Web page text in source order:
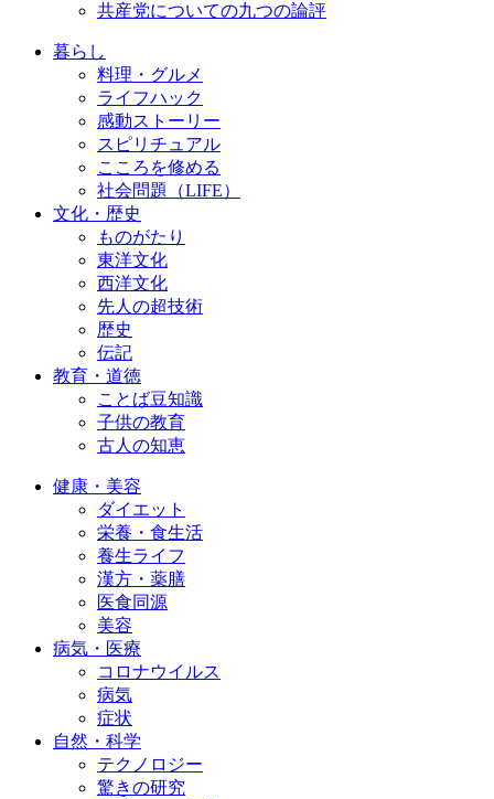
共産党についての九つの論評
暮らし
料理・グルメ
ライフハック
感動ストーリー
スピリチュアル
こころを修める
社会問題（LIFE）
文化・歴史
ものがたり
東洋文化
西洋文化
先人の超技術
歴史
伝記
教育・道徳
ことば豆知識
子供の教育
古人の知恵
健康・美容
ダイエット
栄養・食生活
養生ライフ
漢方・薬膳
医食同源
美容
病気・医療
コロナウイルス
病気
症状
自然・科学
テクノロジー
驚きの研究